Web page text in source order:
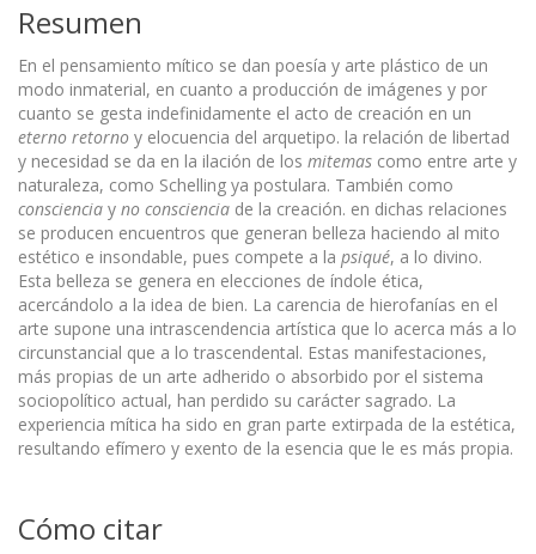
Resumen
En el pensamiento mítico se dan poesía y arte plástico de un
modo inmaterial, en cuanto a producción de imágenes y por
cuanto se gesta indefinidamente el acto de creación en un
eterno retorno y elocuencia del arquetipo. la relación de libertad
y necesidad se da en la ilación de los mitemas como entre arte y
naturaleza, como Schelling ya postulara. También como
consciencia y no consciencia de la creación. en dichas relaciones
se producen encuentros que generan belleza haciendo al mito
estético e insondable, pues compete a la psiqué, a lo divino.
Esta belleza se genera en elecciones de índole ética,
acercándolo a la idea de bien. La carencia de hierofanías en el
arte supone una intrascendencia artística que lo acerca más a lo
circunstancial que a lo trascendental. Estas manifestaciones,
más propias de un arte adherido o absorbido por el sistema
sociopolítico actual, han perdido su carácter sagrado. La
experiencia mítica ha sido en gran parte extirpada de la estética,
resultando efímero y exento de la esencia que le es más propia.
Cómo citar